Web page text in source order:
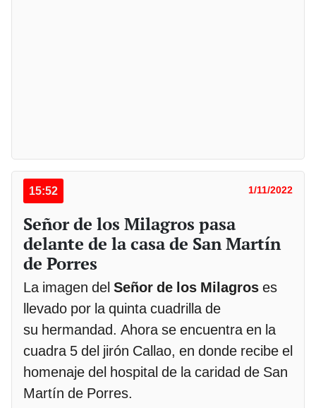
15:52 1/11/2022
Señor de los Milagros pasa
delante de la casa de San Martín
de Porres
La imagen del Señor de los Milagros es
llevado por la quinta cuadrilla de
su hermandad. Ahora se encuentra en la
cuadra 5 del jirón Callao, en donde recibe el
homenaje del hospital de la caridad de San
Martín de Porres.